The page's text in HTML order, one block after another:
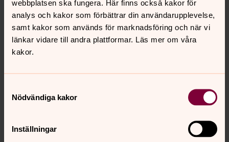
webbplatsen ska fungera. Här finns också kakor för
analys och kakor som förbättrar din användarupplevelse,
samt kakor som används för marknadsföring och när vi
länkar vidare till andra plattformar. Läs mer om våra
kakor.
Nödvändiga kakor
Inställningar
Blinka lilla stjärna
Vi letar efter stjärnor, lär oss om advent och julen och
tillverkar varsin stjärnkikare.
Förskola (4–5 år).
En visning om påsken
under påskhelgen, förr och nu. Inbjudan till särskilda